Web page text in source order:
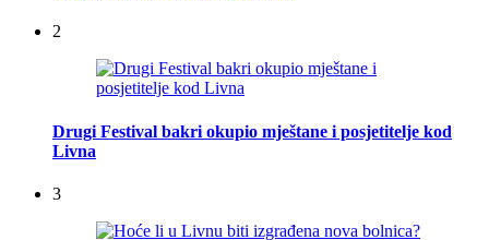
2
Drugi Festival bakri okupio mještane i posjetitelje kod
Livna
3